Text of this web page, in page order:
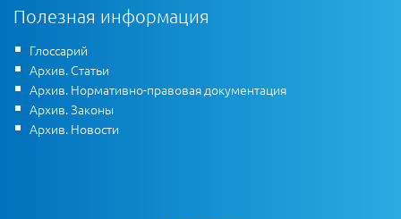
Полезная информация
Глоссарий
Архив. Статьи
Архив. Нормативно-правовая документация
Архив. Законы
Архив. Новости